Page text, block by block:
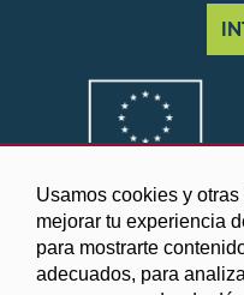
Usamos cookies y
mejorar tu experiencia
para mostrarte
adecuados, para